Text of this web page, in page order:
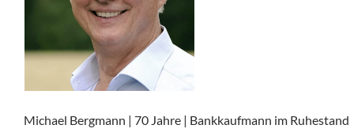
Michael Bergmann | 70 Jahre | Bankkaufmann im Ruhestand